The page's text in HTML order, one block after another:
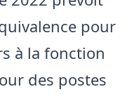
pour
à la fonction
des postes